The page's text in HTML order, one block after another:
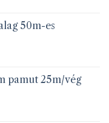
50m-es
pamut 25m/vég